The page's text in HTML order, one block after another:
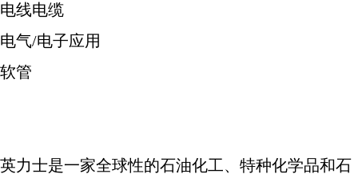
电线电缆
电气/电子应用
软管
英力士是一家全球性的石油化工、特种化学品和石